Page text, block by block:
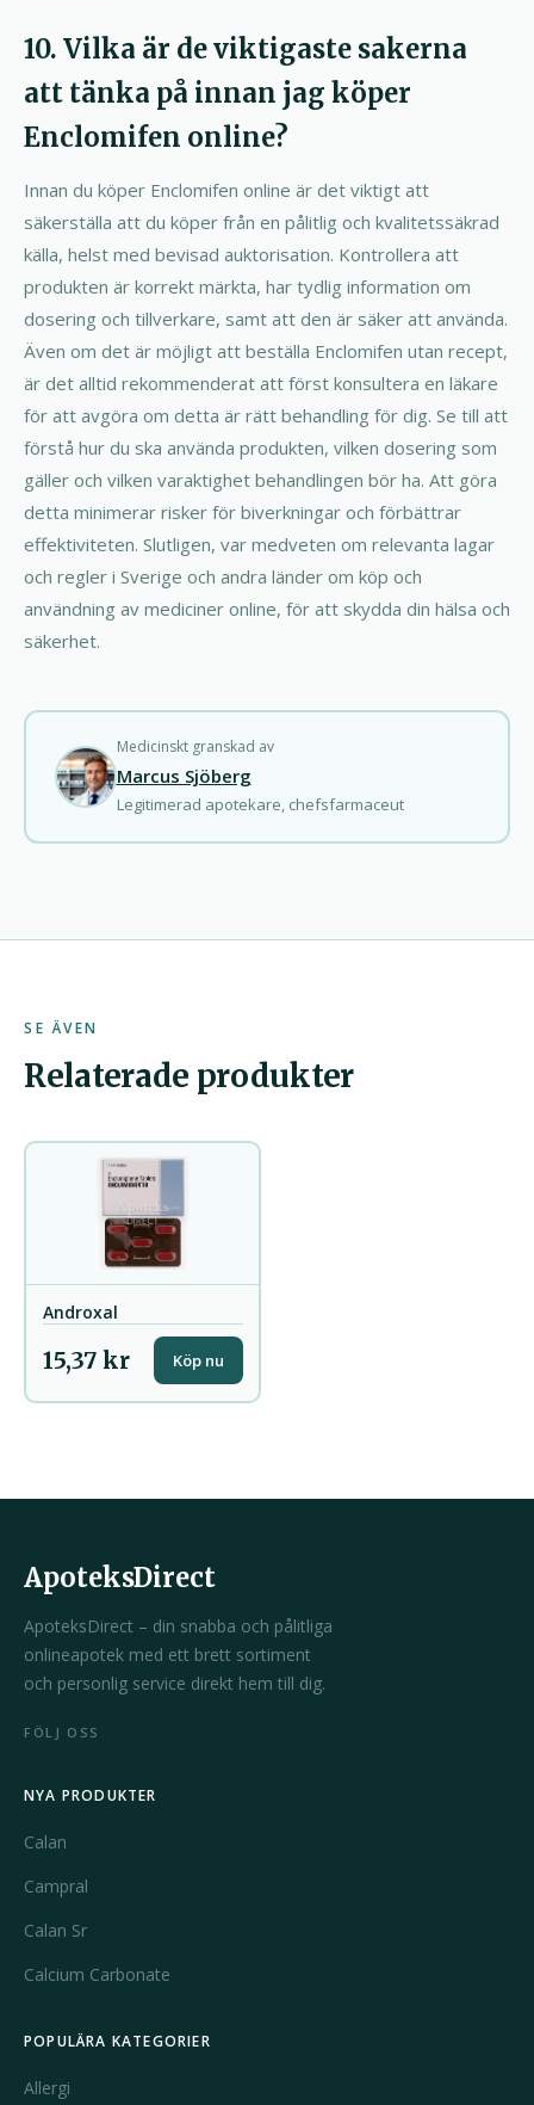
10. Vilka är de viktigaste sakerna
att tänka på innan jag köper
Enclomifen online?
Innan du köper Enclomifen online är det viktigt att
säkerställa att du köper från en pålitlig och kvalitetssäkrad
källa, helst med bevisad auktorisation. Kontrollera att
produkten är korrekt märkta, har tydlig information om
dosering och tillverkare, samt att den är säker att använda.
Även om det är möjligt att beställa Enclomifen utan recept,
är det alltid rekommenderat att först konsultera en läkare
för att avgöra om detta är rätt behandling för dig. Se till att
förstå hur du ska använda produkten, vilken dosering som
gäller och vilken varaktighet behandlingen bör ha. Att göra
detta minimerar risker för biverkningar och förbättrar
effektiviteten. Slutligen, var medveten om relevanta lagar
och regler i Sverige och andra länder om köp och
användning av mediciner online, för att skydda din hälsa och
säkerhet.
Medicinskt granskad av
Marcus Sjöberg
Legitimerad apotekare, chefsfarmaceut
SE ÄVEN
Relaterade produkter
Androxal
15,37 kr Köp nu
ApoteksDirect
ApoteksDirect – din snabba och pålitliga
onlineapotek med ett brett sortiment
och personlig service direkt hem till dig.
FÖLJ OSS
NYA PRODUKTER
Calan
Campral
Calan Sr
Calcium Carbonate
POPULÄRA KATEGORIER
Allergi